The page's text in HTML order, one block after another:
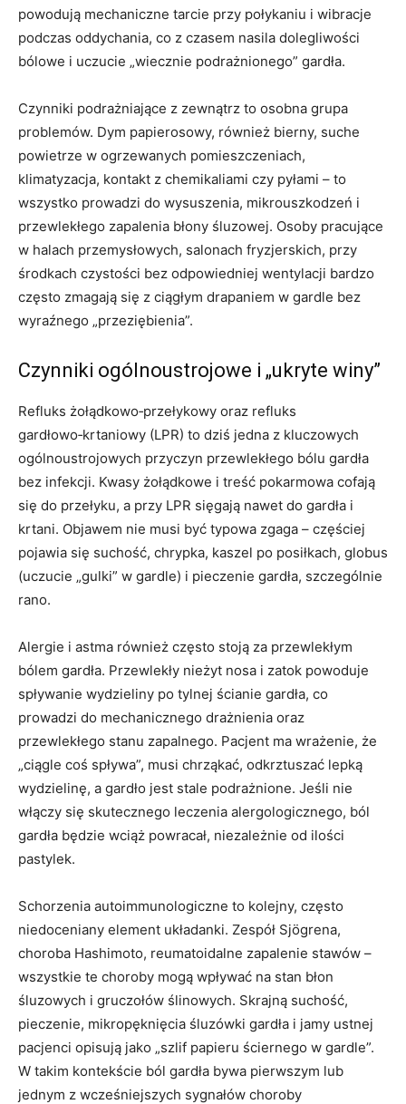
powodują mechaniczne tarcie przy połykaniu i wibracje
podczas oddychania, co z czasem nasila dolegliwości
bólowe i uczucie „wiecznie podrażnionego” gardła.
Czynniki podrażniające z zewnątrz to osobna grupa
problemów. Dym papierosowy, również bierny, suche
powietrze w ogrzewanych pomieszczeniach,
klimatyzacja, kontakt z chemikaliami czy pyłami – to
wszystko prowadzi do wysuszenia, mikrouszkodzeń i
przewlekłego zapalenia błony śluzowej. Osoby pracujące
w halach przemysłowych, salonach fryzjerskich, przy
środkach czystości bez odpowiedniej wentylacji bardzo
często zmagają się z ciągłym drapaniem w gardle bez
wyraźnego „przeziębienia”.
Czynniki ogólnoustrojowe i „ukryte winy”
Refluks żołądkowo‑przełykowy oraz refluks
gardłowo‑krtaniowy (LPR) to dziś jedna z kluczowych
ogólnoustrojowych przyczyn przewlekłego bólu gardła
bez infekcji. Kwasy żołądkowe i treść pokarmowa cofają
się do przełyku, a przy LPR sięgają nawet do gardła i
krtani. Objawem nie musi być typowa zgaga – częściej
pojawia się suchość, chrypka, kaszel po posiłkach, globus
(uczucie „gulki” w gardle) i pieczenie gardła, szczególnie
rano.
Alergie i astma również często stoją za przewlekłym
bólem gardła. Przewlekły nieżyt nosa i zatok powoduje
spływanie wydzieliny po tylnej ścianie gardła, co
prowadzi do mechanicznego drażnienia oraz
przewlekłego stanu zapalnego. Pacjent ma wrażenie, że
„ciągle coś spływa”, musi chrząkać, odkrztuszać lepką
wydzielinę, a gardło jest stale podrażnione. Jeśli nie
włączy się skutecznego leczenia alergologicznego, ból
gardła będzie wciąż powracał, niezależnie od ilości
pastylek.
Schorzenia autoimmunologiczne to kolejny, często
niedoceniany element układanki. Zespół Sjögrena,
choroba Hashimoto, reumatoidalne zapalenie stawów –
wszystkie te choroby mogą wpływać na stan błon
śluzowych i gruczołów ślinowych. Skrajną suchość,
pieczenie, mikropęknięcia śluzówki gardła i jamy ustnej
pacjenci opisują jako „szlif papieru ściernego w gardle”.
W takim kontekście ból gardła bywa pierwszym lub
jednym z wcześniejszych sygnałów choroby